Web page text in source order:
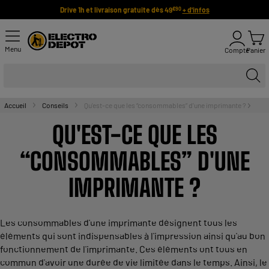
Drive 1h et livraison gratuite dès 49€90 + d'infos
Menu ComptePanier
Accueil Conseils Qu'est-ce que les “consommables” d'une imprimante ?
QU'EST-CE QUE LES
“CONSOMMABLES” D'UNE
IMPRIMANTE ?
Les consommables d'une imprimante désignent tous les
éléments qui sont indispensables à l'impression ainsi qu'au bon
fonctionnement de l'imprimante. Ces éléments ont tous en
commun d'avoir une durée de vie limitée dans le temps. Ainsi, le